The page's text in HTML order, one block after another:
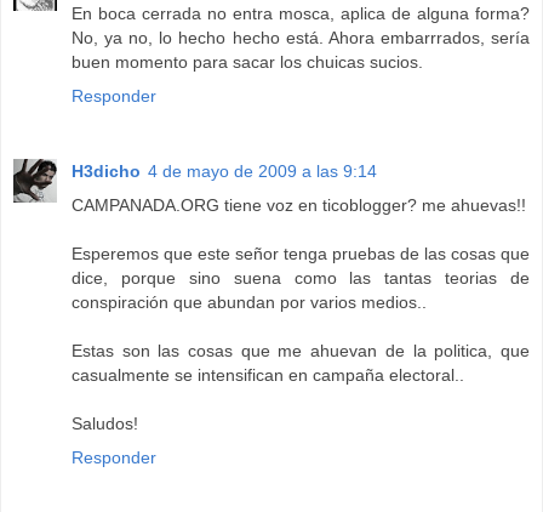
En boca cerrada no entra mosca, aplica de alguna forma?
No, ya no, lo hecho hecho está. Ahora embarrrados, sería
buen momento para sacar los chuicas sucios.
Responder
H3dicho 4 de mayo de 2009 a las 9:14
CAMPANADA.ORG tiene voz en ticoblogger? me ahuevas!!
Esperemos que este señor tenga pruebas de las cosas que
dice, porque sino suena como las tantas teorias de
conspiración que abundan por varios medios..
Estas son las cosas que me ahuevan de la politica, que
casualmente se intensifican en campaña electoral..
Saludos!
Responder